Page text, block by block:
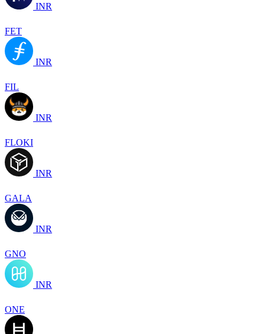
INR
FET
INR
FIL
INR
FLOKI
INR
GALA
INR
GNO
INR
ONE